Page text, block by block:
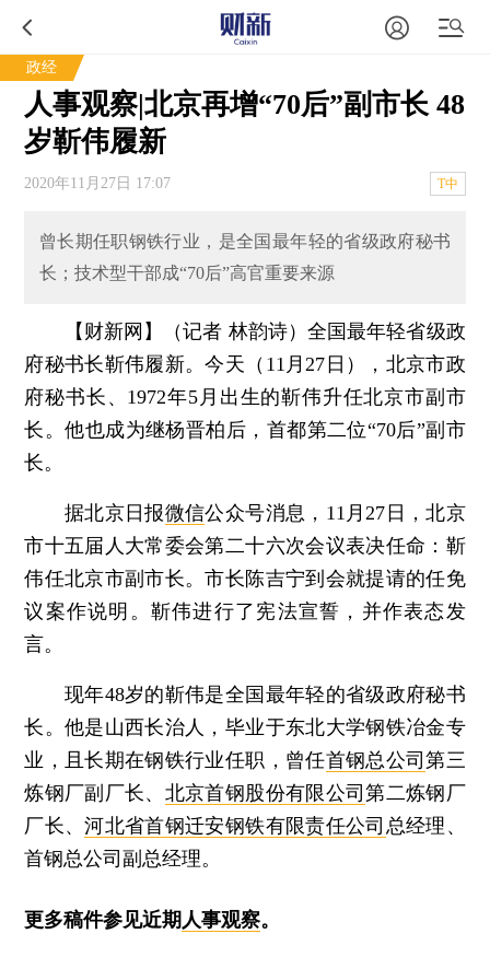
政经
人事观察|北京再增“70后”副市长 48
岁靳伟履新
2020年11月27日 17:07 T中
曾长期任职钢铁行业，是全国最年轻的省级政府秘书
长；技术型干部成“70后”高官重要来源
【财新网】（记者 林韵诗） 全国最年轻省级政
府秘书长靳伟履新。今天（11月27日），北京市政
府秘书长、1972年5月出生的靳伟升任北京市副市
长。他也成为继杨晋柏后，首都第二位“70后”副市
长。
据北京日报微信公众号消息，11月27日，北京
市十五届人大常委会第二十六次会议表决任命：靳
伟任北京市副市长。市长陈吉宁到会就提请的任免
议案作说明。靳伟进行了宪法宣誓，并作表态发
言。
现年48岁的靳伟是全国最年轻的省级政府秘书
长。他是山西长治人，毕业于东北大学钢铁冶金专
业，且长期在钢铁行业任职，曾任首钢总公司第三
炼钢厂副厂长、 北京首钢股份有限公司第二炼钢厂
厂长、河北省首钢迁安钢铁有限责任公司 总经理、
首钢总公司副总经理。
更多稿件参见近期 人事观察。